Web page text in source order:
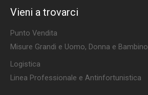
Vieni a trovarci
Punto Vendita
Misure Grandi e Uomo, Donna e Bambino
Logistica
Linea Professionale e Antinfortunistica